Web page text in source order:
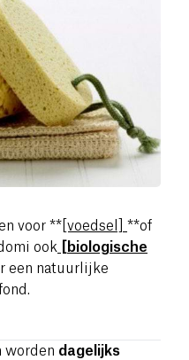
voor ** [voedsel] **of
ook
[biologische
een natuurlijke
worden dagelijks